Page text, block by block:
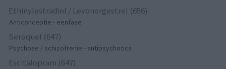
Ethinylestradiol / Levonorgestrel (656)
Anticonceptie - eenfase
Seroquel (647)
Psychose / schizofrenie - antipsychotica
Escitalopram (647)